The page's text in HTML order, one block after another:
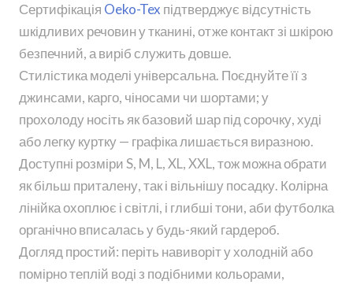
Сертифікація Oeko-Tex підтверджує відсутність
шкідливих речовин у тканині, отже контакт зі шкірою
безпечний, а виріб служить довше.
Стилістика моделі універсальна. Поєднуйте її з
джинсами, карго, чіносами чи шортами; у
прохолоду носіть як базовий шар під сорочку, худі
або легку куртку — графіка лишається виразною.
Доступні розміри S, M, L, XL, XXL, тож можна обрати
як більш приталену, так і вільнішу посадку. Колірна
лінійка охоплює і світлі, і глибші тони, аби футболка
органічно вписалась у будь-який гардероб.
Догляд простий: періть навиворіт у холодній або
помірно теплій воді з подібними кольорами,